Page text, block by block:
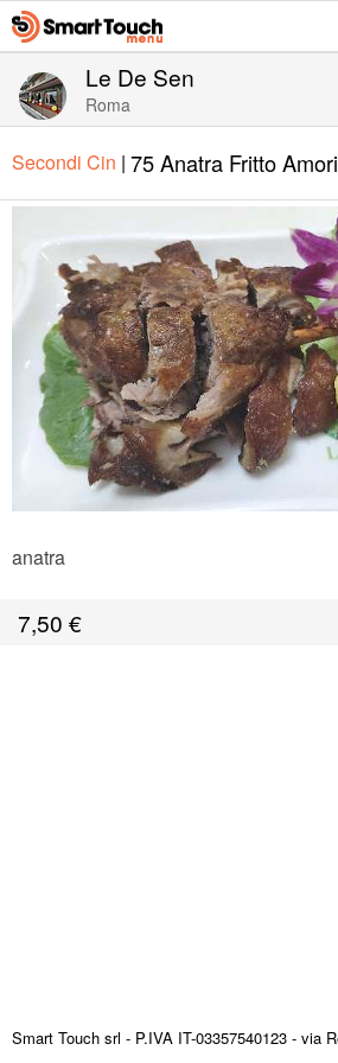
Le De Sen
Roma
Secondi Cin | 75 Anatra Fritto Amori
anatra
7,50 €